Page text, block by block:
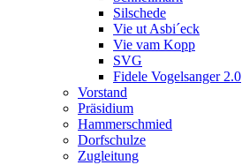
Silschede
Vie ut Asbi´eck
Vie vam Kopp
SVG
Fidele Vogelsanger 2.0
Vorstand
Präsidium
Hammerschmied
Dorfschulze
Zugleitung